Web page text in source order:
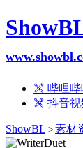
哔哩
抖音
ShowBL > 素材